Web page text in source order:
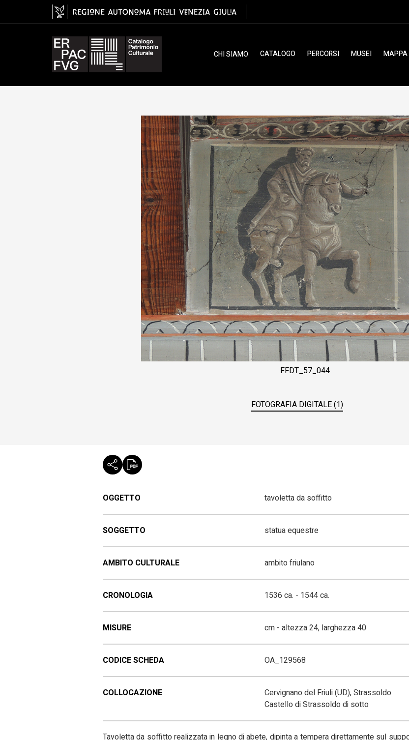
tavoletta da soffitto, ambito friulano, XVI
CHI SIAMO CATALOGO PERCORSI MUSEI MAPPA
FFDT_57_044
FOTOGRAFIA DIGITALE (1)
OGGETTO tavoletta da soffitto
SOGGETTO statua equestre
AMBITO CULTURALE ambito friulano
CRONOLOGIA 1536 ca. - 1544 ca.
MISURE cm - altezza 24, larghezza 40
CODICE SCHEDA OA_129568
COLLOCAZIONE
Cervignano del Friuli (UD), Strassoldo
Castello di Strassoldo di sotto
Tavoletta da soffitto realizzata in legno di abete, dipinta a tempera direttamente sul